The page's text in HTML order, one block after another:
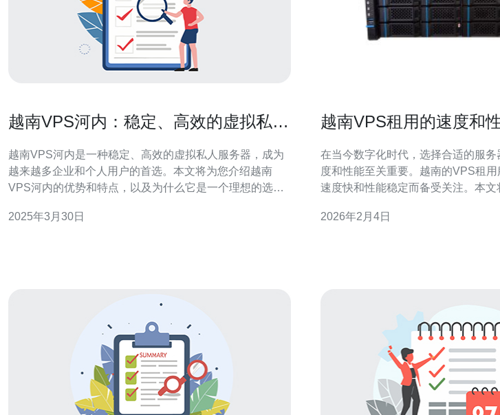
越南VPS河内：稳定、高效的虚拟私人
越南VPS河内是一种稳定、高效的虚拟私人服务器，成为
越来越多企业和个人用户的首选。本文将为您介绍越南
VPS河内的优势和特点，以及为什么它是一个理想的选
户提供稳定可靠的服务。它运行在可靠的数据中心，具有
2025年3月30日
越南VPS租用的速度和
在当今数字化时代，选择合适的服
度和性能至关重要。越南的VPS租用
速度快和性能稳定而备受关注。本
求最佳性能，还是寻找最便宜的选项。 什么是VPS
2026年2月4日